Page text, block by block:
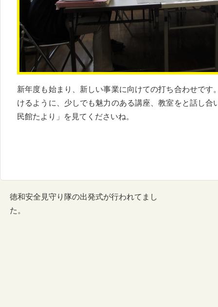
新年度も始まり、新しい事業に向けての打ち合わせです
けるように、少しでも魅力のある講座、教室をと話し合
民館たより」を見てくださいね。
徳和安全見守り隊の出発式が行われてまし
た。